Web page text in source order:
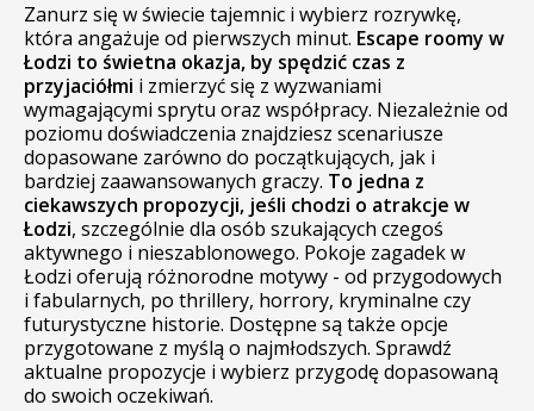
Zanurz się w świecie tajemnic i wybierz rozrywkę,
która angażuje od pierwszych minut. Escape roomy w
Łodzi to świetna okazja, by spędzić czas z
przyjaciółmi i zmierzyć się z wyzwaniami
wymagającymi sprytu oraz współpracy. Niezależnie od
poziomu doświadczenia znajdziesz scenariusze
dopasowane zarówno do początkujących, jak i
bardziej zaawansowanych graczy. To jedna z
ciekawszych propozycji, jeśli chodzi o atrakcje w
Łodzi, szczególnie dla osób szukających czegoś
aktywnego i nieszablonowego. Pokoje zagadek w
Łodzi oferują różnorodne motywy - od przygodowych
i fabularnych, po thrillery, horrory, kryminalne czy
futurystyczne historie. Dostępne są także opcje
przygotowane z myślą o najmłodszych. Sprawdź
aktualne propozycje i wybierz przygodę dopasowaną
do swoich oczekiwań.